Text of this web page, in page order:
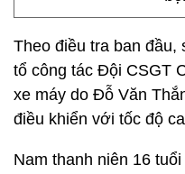
Theo điều tra ban đầu,
tổ công tác Đội CSGT
xe máy do Đỗ Văn
điều khiển với tốc độ
Nam thanh niên 16